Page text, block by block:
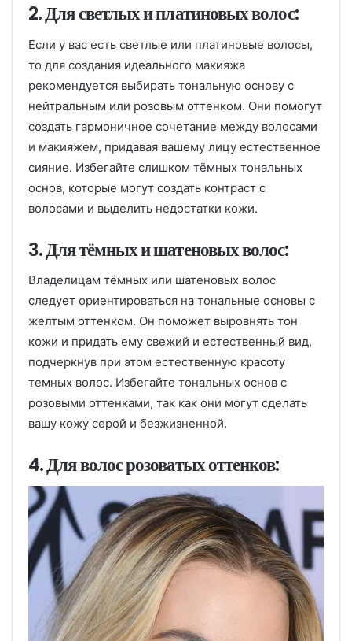
2. Для светлых и платиновых волос:
Если у вас есть светлые или платиновые волосы,
то для создания идеального макияжа
рекомендуется выбирать тональную основу с
нейтральным или розовым оттенком. Они помогут
создать гармоничное сочетание между волосами
и макияжем, придавая вашему лицу естественное
сияние. Избегайте слишком тёмных тональных
основ, которые могут создать контраст с
волосами и выделить недостатки кожи.
3. Для тёмных и шатеновых волос:
Владелицам тёмных или шатеновых волос
следует ориентироваться на тональные основы с
желтым оттенком. Он поможет выровнять тон
кожи и придать ему свежий и естественный вид,
подчеркнув при этом естественную красоту
темных волос. Избегайте тональных основ с
розовыми оттенками, так как они могут сделать
вашу кожу серой и безжизненной.
4. Для волос розоватых оттенков: